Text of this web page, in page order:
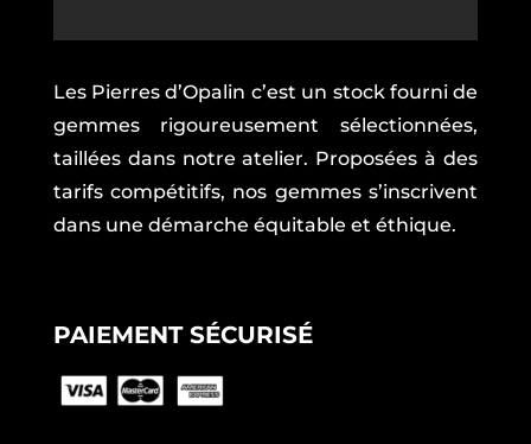
Les Pierres d’Opalin c’est un stock fourni de
gemmes rigoureusement sélectionnées,
taillées dans notre atelier. Proposées à des
tarifs compétitifs, nos gemmes s’inscrivent
dans une démarche équitable et éthique.
PAIEMENT SÉCURISÉ